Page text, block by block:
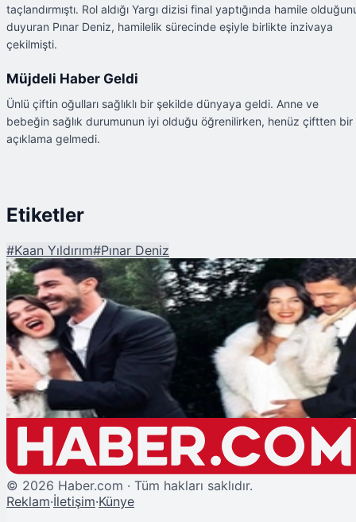
taçlandırmıştı. Rol aldığı Yargı dizisi final yaptığında hamile
duyuran Pınar Deniz, hamilelik sürecinde eşiyle birlikte inzivaya
çekilmişti.
Müjdeli Haber Geldi
Ünlü çiftin oğulları sağlıklı bir şekilde dünyaya geldi. Anne ve
bebeğin sağlık durumunun iyi olduğu öğrenilirken, henüz çiftten bir
açıklama gelmedi.
Etiketler
#Kaan Yıldırım#Pınar Deniz
Şu An Okunan
Pınar Deniz - Kaan Yıldırım Çiftinin Oğulları Dünyaya Geldi
© 2026 Haber.com · Tüm hakları saklıdır.
Reklam·İletişim·Künye